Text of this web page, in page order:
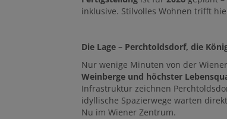
inklusive. Stilvolles Wohnen trifft
Die Lage – Perchtoldsdorf, die
Nur wenige Minuten von der
Weinberge und höchster
Infrastruktur zeichnen
idyllische Spazierwege warten
Nu im Wiener Zentrum.